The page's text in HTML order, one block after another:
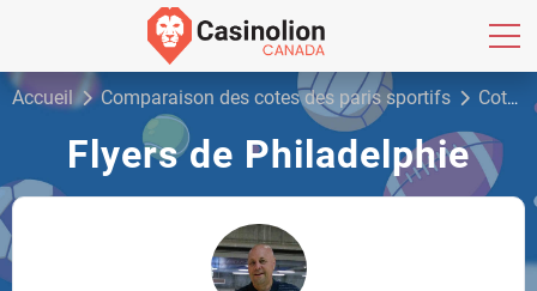
Accueil Comparaison des cotes des paris sportifs Cotes de paris sur la LNH
Flyers de Philadelphie